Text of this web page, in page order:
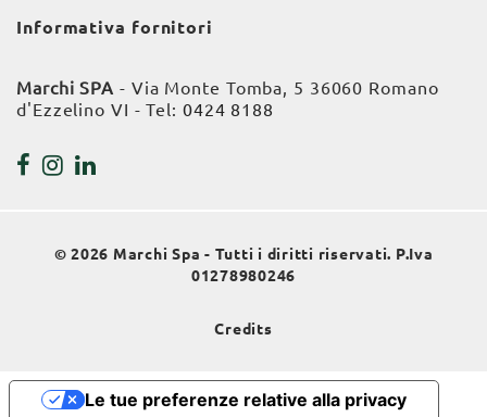
Informativa fornitori
Marchi SPA - Via Monte Tomba, 5 36060 Romano
d'Ezzelino VI - Tel: 0424 8188
© 2026 Marchi Spa - Tutti i diritti riservati. P.Iva
01278980246
Credits
Le tue preferenze relative alla privacy